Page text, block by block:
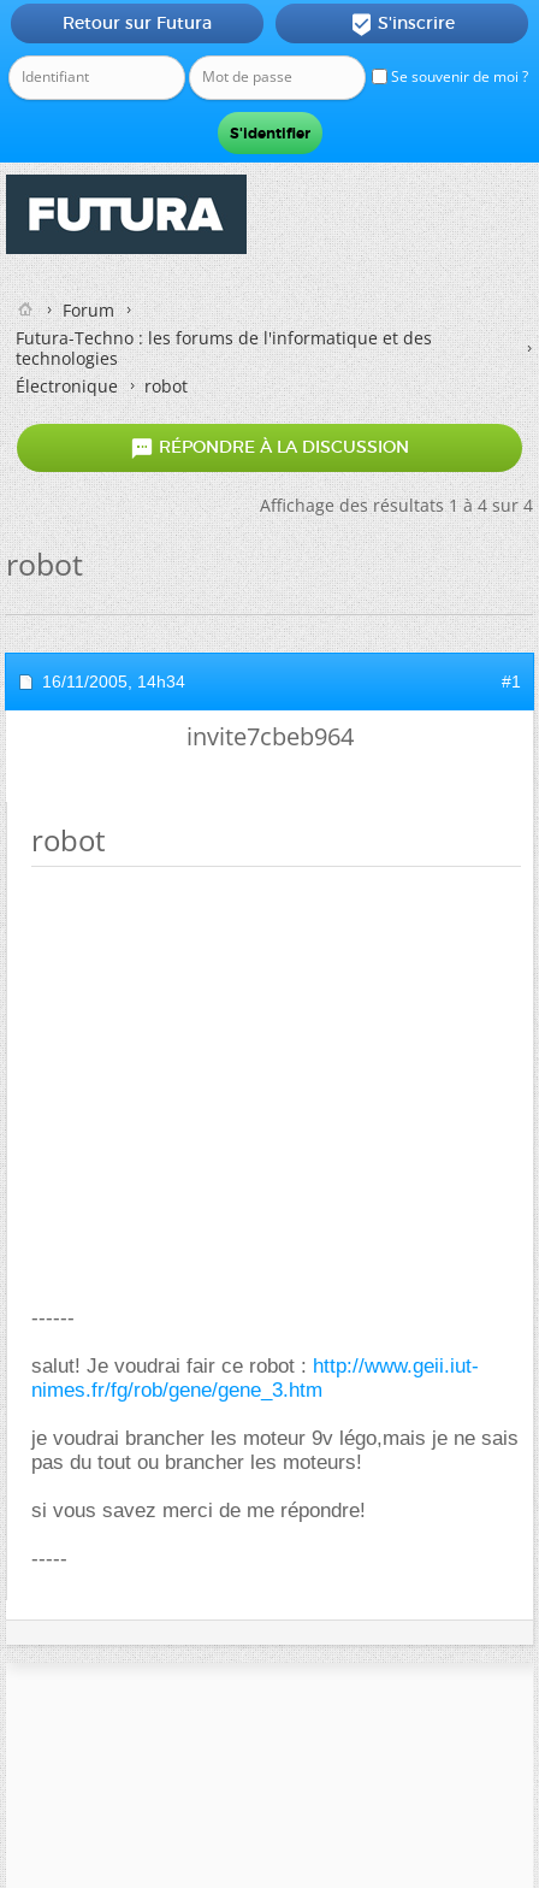
Se souvenir de moi ?
Retour sur Futura  S'inscrire
Forum
Futura-Techno : les forums de l'informatique et des
technologies
Électronique
robot
 RÉPONDRE À LA DISCUSSION
Affichage des résultats 1 à 4 sur 4
robot
16/11/2005, 14h34 #1
invite7cbeb964
robot
------
salut! Je voudrai fair ce robot : http://www.geii.iut-
nimes.fr/fg/rob/gene/gene_3.htm
je voudrai brancher les moteur 9v légo,mais je ne sais
pas du tout ou brancher les moteurs!
si vous savez merci de me répondre!
-----